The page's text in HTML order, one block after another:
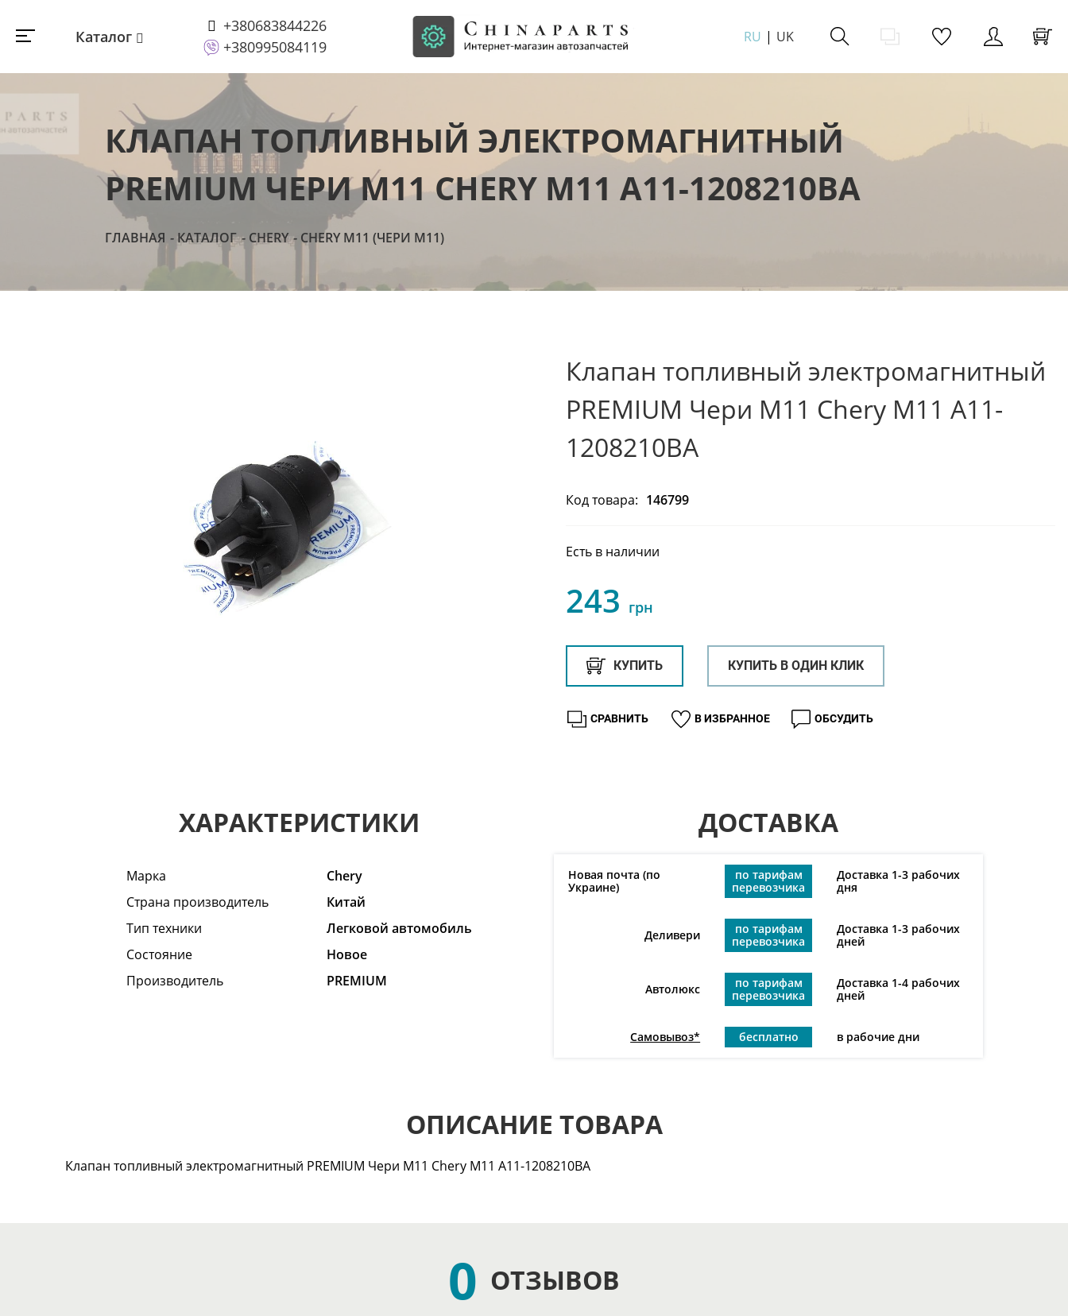
Каталог
+380683844226
+380995084119
RU UK
КЛАПАН ТОПЛИВНЫЙ ЭЛЕКТРОМАГНИТНЫЙ
PREMIUM ЧЕРИ М11 CHERY M11 A11-1208210BA
ГЛАВНАЯ КАТАЛОГ CHERY CHERY M11 (ЧЕРИ М11)
Клапан топливный электромагнитный
PREMIUM Чери М11 Chery M11 A11-
1208210BA
Код товара: 146799
Есть в наличии
243 грн
КУПИТЬ КУПИТЬ В ОДИН КЛИК
В ИЗБРАННОЕ
СРАВНИТЬ ОБСУДИТЬ
ХАРАКТЕРИСТИКИ
Марка
Chery
Страна производитель
Китай
Тип техники
Легковой автомобиль
Состояние
Hовое
Производитель
PREMIUM
ДОСТАВКА
Новая почта (по
Украине)
по тарифам
перевозчика
Доставка 1-3 рабочих
дня
Деливери
по тарифам
перевозчика
Доставка 1-3 рабочих
дней
Автолюкс
по тарифам
перевозчика
Доставка 1-4 рабочих
дней
Самовывоз* бесплатно в рабочие дни
ОПИСАНИЕ ТОВАРА
Клапан топливный электромагнитный PREMIUM Чери М11 Chery M11 A11-1208210BA
0 ОТЗЫВОВ